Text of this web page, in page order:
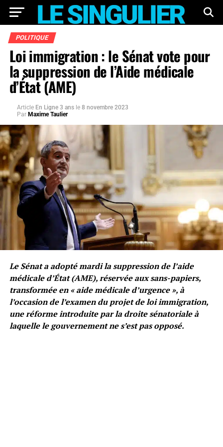
POLITIQUE
Loi immigration : le Sénat vote pour
la suppression de l’Aide médicale
d’État (AME)
Article En Ligne 3 ans le 8 novembre 2023
Par Maxime Taulier
Le Sénat a adopté mardi la suppression de l’aide
médicale d’État (AME), réservée aux sans-papiers,
transformée en « aide médicale d’urgence », à
l’occasion de l’examen du projet de loi immigration,
une réforme introduite par la droite sénatoriale à
laquelle le gouvernement ne s’est pas opposé.